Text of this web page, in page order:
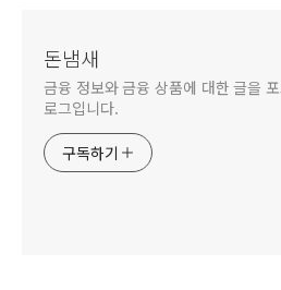
돈냄새
금융 정보와 금융 상품에 대한 글을
로그입니다.
구독하기